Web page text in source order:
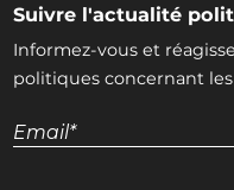
Suivre l'actualité
Informez-vous et
politiques concernant